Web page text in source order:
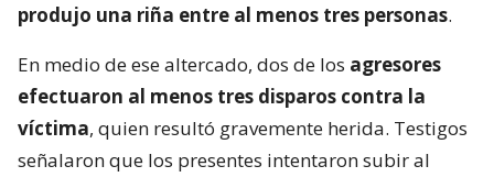
produjo una riña entre al menos tres personas.
En medio de ese altercado, dos de los agresores
efectuaron al menos tres disparos contra la
víctima, quien resultó gravemente herida. Testigos
señalaron que los presentes intentaron subir al